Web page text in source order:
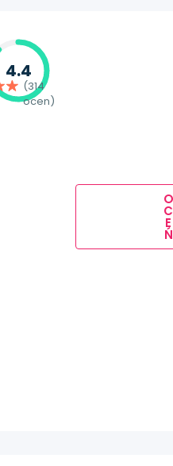
4.4
(314
ocen)
O
C
E
Ń